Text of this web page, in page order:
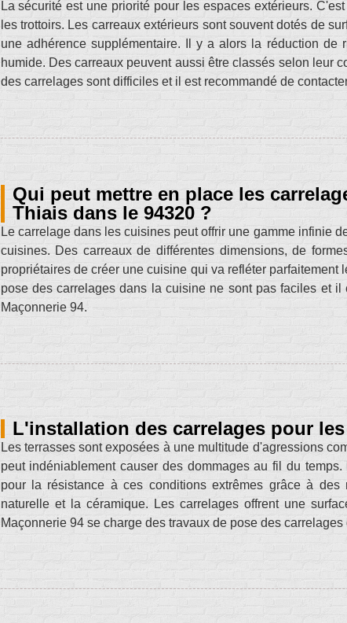
La sécurité est une priorité pour les espaces extérieurs.
les trottoirs. Les carreaux extérieurs sont souvent dotés de
une adhérence supplémentaire. Il y a alors la réduction
humide. Des carreaux peuvent aussi être classés selon leur
des carrelages sont difficiles et il est recommandé de
Qui peut mettre en place les
Thiais dans le 94320 ?
Le carrelage dans les cuisines peut offrir une gamme infinie
cuisines. Des carreaux de différentes dimensions, de
propriétaires de créer une cuisine qui va refléter
pose des carrelages dans la cuisine ne sont pas faciles et
Maçonnerie 94.
L'installation des carrelages pour
Les terrasses sont exposées à une multitude d'agressions
peut indéniablement causer des dommages au fil du
pour la résistance à ces conditions extrêmes grâce à
naturelle et la céramique. Les carrelages offrent une
Maçonnerie 94 se charge des travaux de pose des